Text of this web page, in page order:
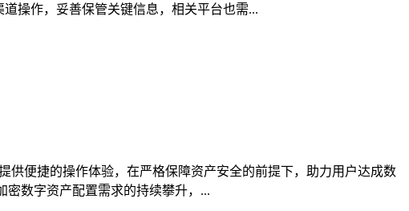
操作，妥善保管关键信息，相关平台也需...
供便捷的操作体验，在严格保障资产安全的前提下，助力用户达成数
数字资产配置需求的持续攀升，...